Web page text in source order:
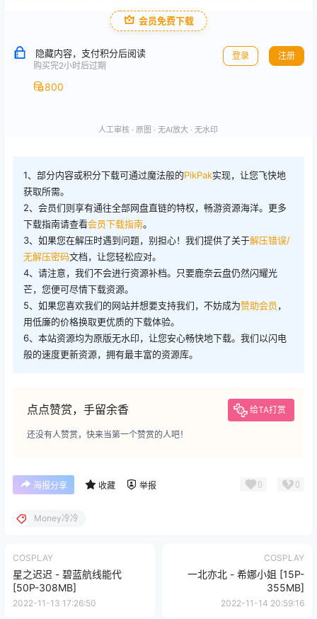
会员免费下载
隐藏内容，支付积分后阅读
购买完2小时后过期
800
登录 注册
人工审核 · 原图 · 无AI放大 · 无水印
1、部分内容或积分下载可通过魔法般的PikPak实现，让您飞快地
获取所需。
2、会员们则享有通往全部网盘直链的特权，畅游资源海洋。更多
下载指南请查看会员下载指南。
3、如果您在解压时遇到问题，别担心！我们提供了关于解压错误/
无解压密码文档，让您轻松应对。
4、请注意，我们不会进行资源补档。只要鹿奈云盘仍然闪耀光
芒，您便可尽情下载资源。
5、如果您喜欢我们的网站并想要支持我们，不妨成为赞助会员，
用低廉的价格换取更优质的下载体验。
6、本站资源均为原版无水印，让您安心畅快地下载。我们以闪电
般的速度更新资源，拥有最丰富的资源库。
点点赞赏，手留余香 给TA打赏
还没有人赞赏，快来当第一个赞赏的人吧！
海报分享 收藏 举报 0 0
Money冷冷
COSPLAY
星之迟迟 - 碧蓝航线能代
[50P-308MB]
2022-11-13 17:26:50
COSPLAY
一北亦北 - 希娜小姐 [15P-
355MB]
2022-11-14 20:59:16